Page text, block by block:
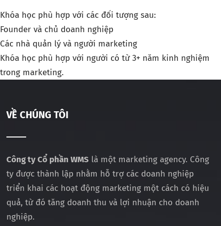
Khóa học phù hợp với các đối tượng sau:
Founder và chủ doanh nghiệp
Các nhà quản lý và người marketing
Khóa học phù hợp với người có từ 3+ năm kinh nghiệm
trong marketing.
VỀ CHÚNG TÔI
Công ty Cổ phần WMS là một marketing agency. Công
ty được thành lập nhằm hỗ trợ các doanh nghiệp
triển khai các hoạt động marketing một cách có hiệu
quả, từ đó tăng doanh thu và lợi nhuận cho doanh
nghiệp.